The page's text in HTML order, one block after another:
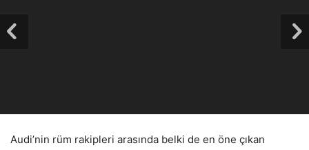
Audi’nin rüm rakipleri arasında belki de en öne çıkan